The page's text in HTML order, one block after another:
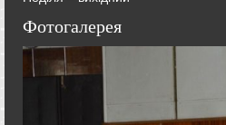
Фотогалерея